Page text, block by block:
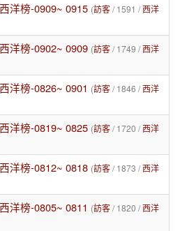
洋榜-0909~ 0915 (訪客/ 1591 /西洋
洋榜-0902~ 0909 (訪客/ 1749 /西洋
洋榜-0826~ 0901 (訪客/ 1846 /西洋
洋榜-0819~ 0825 (訪客/ 1720 /西洋
洋榜-0812~ 0818 (訪客/ 1873 /西洋
洋榜-0805~ 0811 (訪客/ 1820 /西洋